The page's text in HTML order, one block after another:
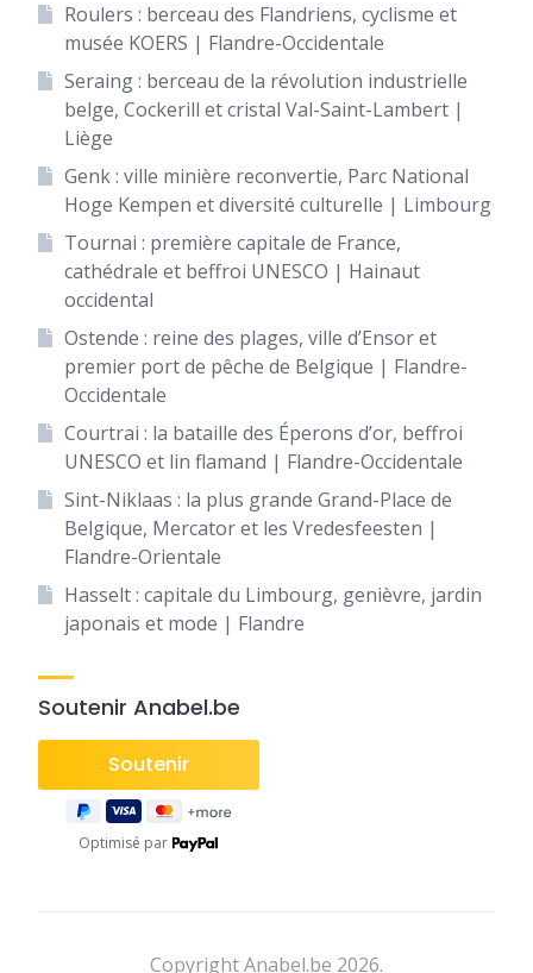
Roulers : berceau des Flandriens, cyclisme et
musée KOERS | Flandre-Occidentale
Seraing : berceau de la révolution industrielle
belge, Cockerill et cristal Val-Saint-Lambert |
Liège
Genk : ville minière reconvertie, Parc National
Hoge Kempen et diversité culturelle | Limbourg
Tournai : première capitale de France,
cathédrale et beffroi UNESCO | Hainaut
occidental
Ostende : reine des plages, ville d’Ensor et
premier port de pêche de Belgique | Flandre-
Occidentale
Courtrai : la bataille des Éperons d’or, beffroi
UNESCO et lin flamand | Flandre-Occidentale
Sint-Niklaas : la plus grande Grand-Place de
Belgique, Mercator et les Vredesfeesten |
Flandre-Orientale
Hasselt : capitale du Limbourg, genièvre, jardin
japonais et mode | Flandre
Soutenir Anabel.be
Optimisé par
Copyright Anabel.be 2026.